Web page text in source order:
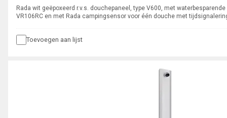
Rada wit geëpoxeerd r.v.s. douchepaneel, type V600, met
VR106RC en met Rada campingsensor voor één douche met
Toevoegen aan lijst